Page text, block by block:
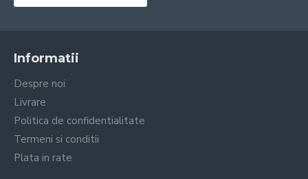
Informatii
Despre noi
Livrare
Politica de confidentialitate
Termeni si conditii
Plata in rate